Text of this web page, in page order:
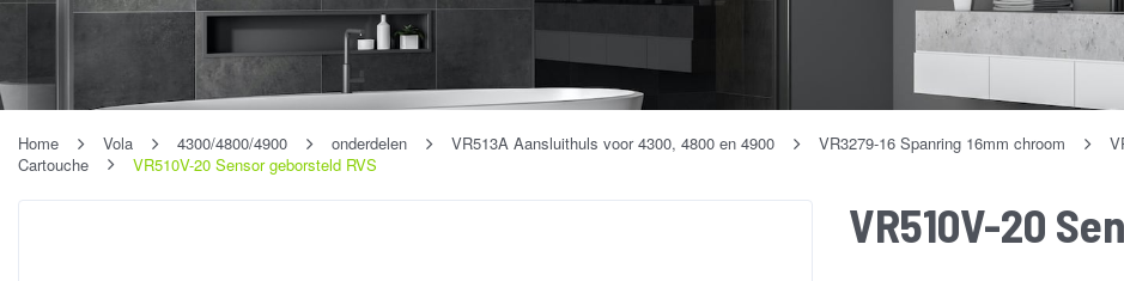
Home Vola 4300/4800/4900 onderdelen VR513A Aansluithuls voor 4300, 4800 en 4900 VR3279-16 Spanring 16mm chroom
Cartouche
VR510V-20 Sensor geborsteld RVS
VR510V-20